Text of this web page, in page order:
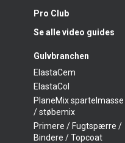
Pro Club
Se alle video guides
Gulvbranchen
ElastaCem
ElastaCol
PlaneMix spartelmasse
/ støbemix
Primere / Fugtspærre /
Bindere / Topcoat